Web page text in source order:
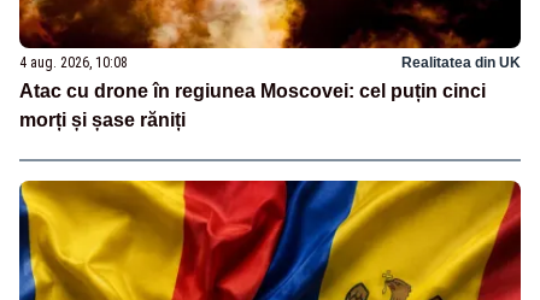
4 aug. 2026, 10:08 Realitatea din UK
Atac cu drone în regiunea Moscovei: cel puțin cinci
morți și șase răniți